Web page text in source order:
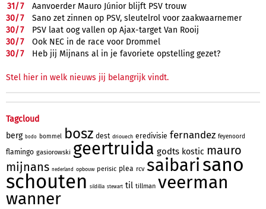
31/7
Aanvoerder Mauro Júnior blijft PSV trouw
30/7
Sano zet zinnen op PSV, sleutelrol voor zaakwaarnemer
30/7
PSV laat oog vallen op Ajax-target Van Rooij
30/7
Ook NEC in de race voor Drommel
30/7 Heb jij Mijnans al in je favoriete opstelling gezet?
Stel hier in welk nieuws jij belangrijk vindt.
Tagcloud
berg bodo bommel bosz dest driouech eredivisie fernandez feyenoord
flamingo gasiorowski geertruida godts kostic mauro
mijnans nederland opbouw perisic plea rcv saibari sano
schouten sildillia stewart til tillman veerman
wanner